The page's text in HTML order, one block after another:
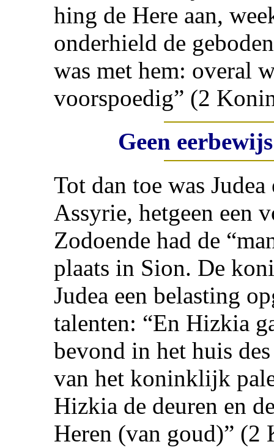
hing de Here aan,
onderhield de
was met hem: overal
voorspoedig” (2
Geen
Tot dan toe was
Assyrie, hetgeen een
Zodoende had de
plaats in Sion. De
Judea een belasting
talenten: “En Hizkia
bevond in het huis
van het koninklijk
Hizkia de deuren en
Heren (van goud)”